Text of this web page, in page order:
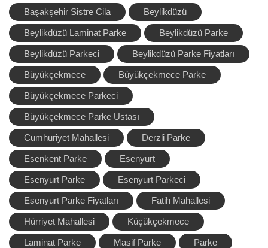
Başakşehir Sistre Cila Beylikdüzü
Beylikdüzü Laminat Parke Beylikdüzü Parke
Beylikdüzü Parkeci Beylikdüzü Parke Fiyatları
Büyükçekmece Büyükçekmece Parke
Büyükçekmece Parkeci
Büyükçekmece Parke Ustası
Cumhuriyet Mahallesi Derzli Parke
Esenkent Parke Esenyurt
Esenyurt Parke Esenyurt Parkeci
Esenyurt Parke Fiyatları Fatih Mahallesi
Hürriyet Mahallesi Küçükçekmece
Laminat Parke Masif Parke Parke